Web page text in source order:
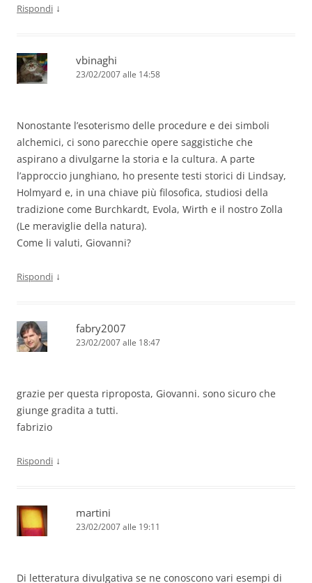
Rispondi ↓
vbinaghi
23/02/2007 alle 14:58
Nonostante l’esoterismo delle procedure e dei simboli
alchemici, ci sono parecchie opere saggistiche che
aspirano a divulgarne la storia e la cultura. A parte
l’approccio junghiano, ho presente testi storici di Lindsay,
Holmyard e, in una chiave più filosofica, studiosi della
tradizione come Burchkardt, Evola, Wirth e il nostro Zolla
(Le meraviglie della natura).
Come li valuti, Giovanni?
Rispondi ↓
fabry2007
23/02/2007 alle 18:47
grazie per questa riproposta, Giovanni. sono sicuro che
giunge gradita a tutti.
fabrizio
Rispondi ↓
martini
23/02/2007 alle 19:11
Di letteratura divulgativa se ne conoscono vari esempi di